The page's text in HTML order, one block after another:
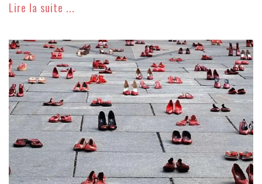
Lire la suite ...